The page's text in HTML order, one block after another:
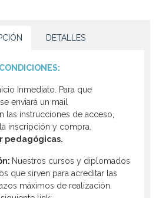
DETALLES
Inmediato. Para que
enviará un mail
las instrucciones de acceso,
inscripción y compra.
pedagógicas.
Nuestros cursos y diplomados
que sirven para acreditar las
máximos de realización.